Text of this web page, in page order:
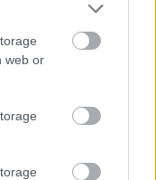
web or
hasła